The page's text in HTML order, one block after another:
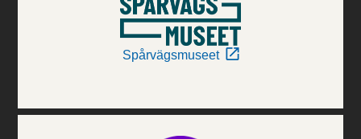
Spårvägsmuseet